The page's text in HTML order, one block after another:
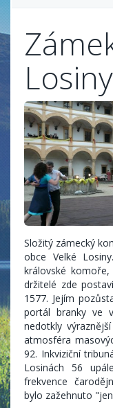
Losiny
Složitý zámecký
obce Velké
královské
držitelé zde
1577. Jejím
portál branky ve
nedotkly
atmosféra
92. Inkviziční
Losinách 56
frekvence
bylo zažehnuto